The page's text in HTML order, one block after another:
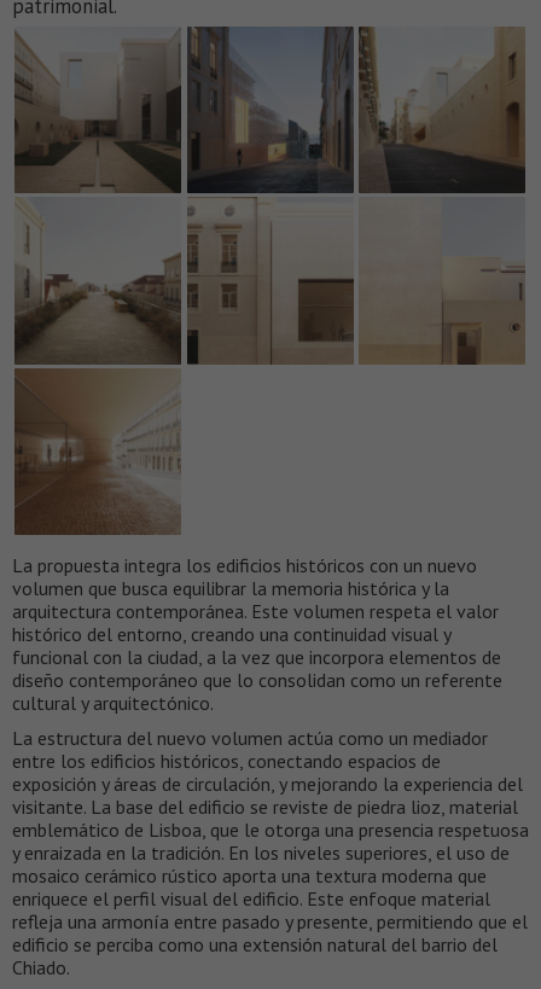
patrimonial.
La propuesta integra los edificios históricos con un nuevo
volumen que busca equilibrar la memoria histórica y la
arquitectura contemporánea. Este volumen respeta el valor
histórico del entorno, creando una continuidad visual y
funcional con la ciudad, a la vez que incorpora elementos de
diseño contemporáneo que lo consolidan como un referente
cultural y arquitectónico.
La estructura del nuevo volumen actúa como un mediador
entre los edificios históricos, conectando espacios de
exposición y áreas de circulación, y mejorando la experiencia del
visitante. La base del edificio se reviste de piedra lioz, material
emblemático de Lisboa, que le otorga una presencia respetuosa
y enraizada en la tradición. En los niveles superiores, el uso de
mosaico cerámico rústico aporta una textura moderna que
enriquece el perfil visual del edificio. Este enfoque material
refleja una armonía entre pasado y presente, permitiendo que el
edificio se perciba como una extensión natural del barrio del
Chiado.